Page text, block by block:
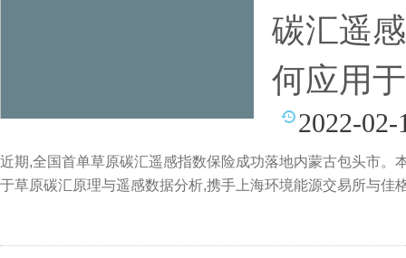
碳汇遥
何应用
2022-02-
近期,全国首单草原碳汇遥感指数保险成功落地内蒙古包头市
于草原碳汇原理与遥感数据分析,携手上海环境能源交易所与佳